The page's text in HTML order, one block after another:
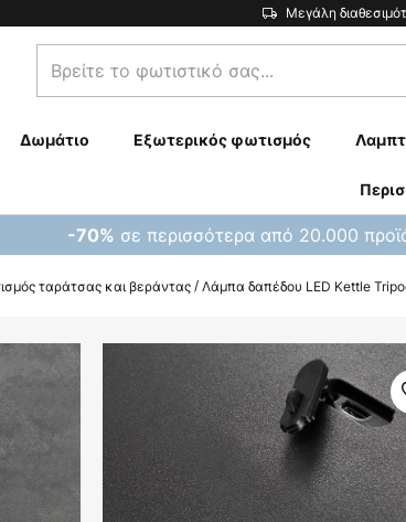
Μεγάλη
Βρείτε
το
σας...
Δωμάτιο Εξωτερικός φωτισμός
-70% σε περισσότερα από 20.000
ταράτσας και βεράντας Λάμπα δαπέδου LED Kettle